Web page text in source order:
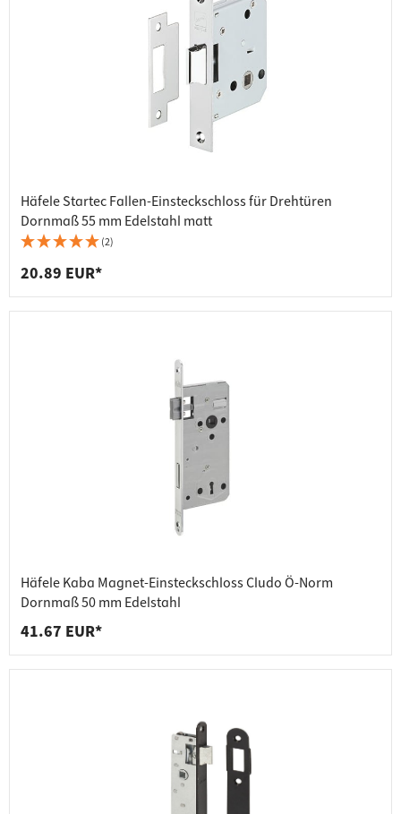
Häfele Startec Fallen-Einsteckschloss für Drehtüren
Dornmaß 55 mm Edelstahl matt
(2)
20.89 EUR*
Häfele Kaba Magnet-Einsteckschloss Cludo Ö-Norm
Dornmaß 50 mm Edelstahl
41.67 EUR*